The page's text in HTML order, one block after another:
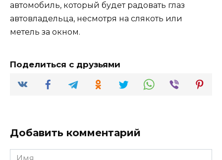
автомобиль, который будет радовать глаз
автовладельца, несмотря на слякоть или
метель за окном.
Поделиться с друзьями
Добавить комментарий
Имя